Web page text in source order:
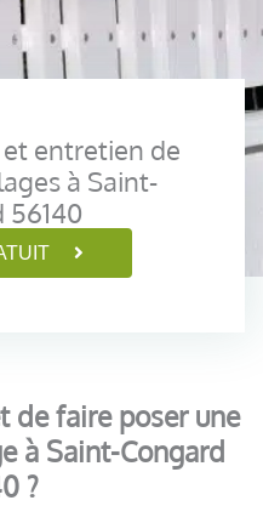
entretien de
à Saint-
56140
de faire poser une
à Saint-Congard
?